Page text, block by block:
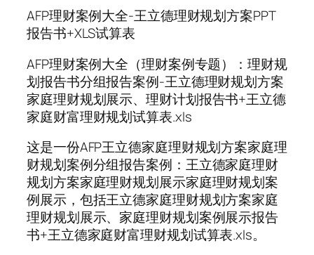
AFP理财案例大全-王立德理财规划方案PPT
报告书+XLS试算表
AFP理财案例大全（理财案例专题）：理财规
划报告书分组报告案例-王立德理财规划方案
家庭理财规划展示、理财计划报告书+王立德
家庭财富理财规划试算表.xls
这是一份AFP王立德家庭理财规划方案家庭理
财规划案例分组报告案例：王立德家庭理财
规划方案家庭理财规划展示家庭理财规划案
例展示，包括王立德家庭理财规划方案家庭
理财规划展示、家庭理财规划案例展示报告
书+王立德家庭财富理财规划试算表.xls。